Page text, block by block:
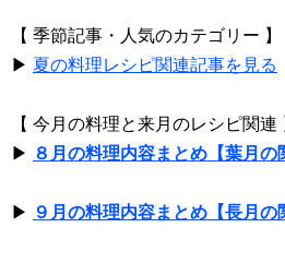
【 季節記事・人気のカテゴリー 】
▶ 夏の料理レシピ関連記事を見る
【 今月の料理と来月のレシピ関連
▶ ８月の料理内容まとめ【葉月の
▶ ９月の料理内容まとめ【長月の